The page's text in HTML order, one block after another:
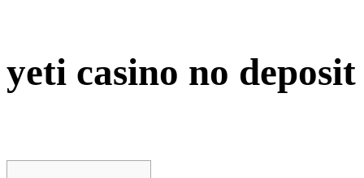
yeti casino no